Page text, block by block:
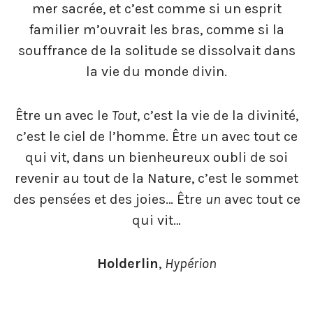
mer sacrée, et c’est comme si un esprit
familier m’ouvrait les bras, comme si la
souffrance de la solitude se dissolvait dans
la vie du monde divin.
Être un avec le Tout, c’est la vie de la divinité,
c’est le ciel de l’homme. Être un avec tout ce
qui vit, dans un bienheureux oubli de soi
revenir au tout de la Nature, c’est le sommet
des pensées et des joies… Être un avec tout ce
qui vit…
Holderlin, Hypérion